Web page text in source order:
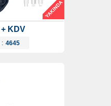
KDV
: 4645